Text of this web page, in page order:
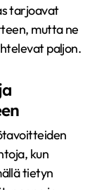
tarjoavat
mutta ne
paljon.
kun
tietyn